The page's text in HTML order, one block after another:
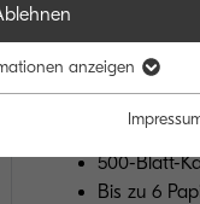
75-Blatt-
500-Blatt-
Bis zu 6
anzeigen